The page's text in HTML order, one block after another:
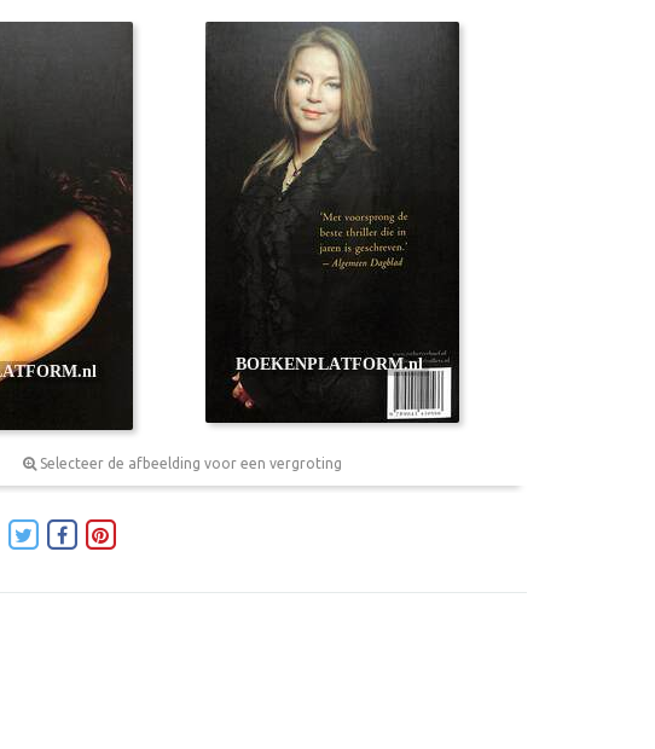
Selecteer de afbeelding voor een vergroting